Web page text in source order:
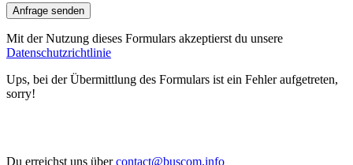
Anfrage senden
Mit der Nutzung dieses Formulars akzeptierst du unsere
Datenschutzrichtlinie
Ups, bei der Übermittlung des Formulars ist ein Fehler aufgetreten,
sorry!
Du erreichst uns übercontact@buscom.info